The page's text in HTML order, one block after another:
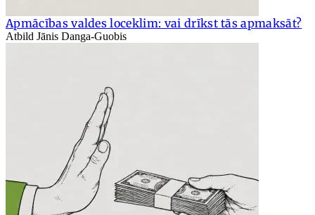
Apmācības valdes loceklim: vai drīkst tās apmaksāt?
Atbild Jānis Danga-Guobis